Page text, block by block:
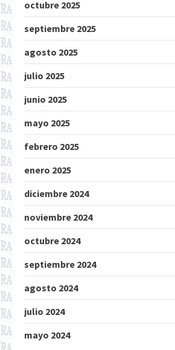
octubre 2025
septiembre 2025
agosto 2025
julio 2025
junio 2025
mayo 2025
febrero 2025
enero 2025
diciembre 2024
noviembre 2024
octubre 2024
septiembre 2024
agosto 2024
julio 2024
mayo 2024